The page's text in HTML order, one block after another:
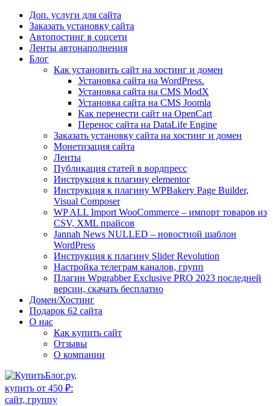
Доп. услуги для сайта
Заказать установку сайта
Автопостинг в соцсети
Ленты автонаполнения
Блог
Как установить сайт на хостинг и домен
Установка сайта на WordPress.
Установка сайта на CMS ModX
Установка сайта на CMS Joomla
Как перенести сайт на OpenCart
Перенос сайта на DataLife Engine
Заказать установку сайта на хостинг и домен
Монетизация сайта
Ленты
Публикация статей в вордпресс
Инструкция к плагину elementor
Инструкция к плагину WPBakery Page Builder,
Visual Composer
WP ALL Import WooCommerce – импорт товаров из
CSV, XML прайсов
Jannah News NULLED – новостной шаблон
WordPress
Инструкция к плагину Slider Revolution
Настройка телеграм каналов, групп
Плагин Wpgrabber Exclusive PRO 2023 последней
версии, скачать бесплатно
Домен/Хостинг
Подарок 62 сайта
О нас
Как купить сайт
Отзывы
О компании